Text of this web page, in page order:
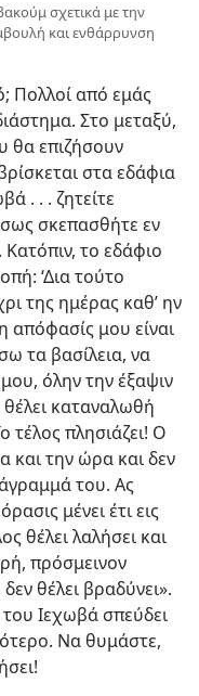
σχετικά με την
και ενθάρρυνση
Πολλοί από εμάς
Στο μεταξύ,
θα επιζήσουν
στα εδάφια
. . . ζητείτε
σκεπασθήτε εν
το εδάφιο
‘Δια τούτο
της ημέρας καθ’ ην
απόφασίς μου είναι
τα βασίλεια, να
όλην την έξαψιν
καταναλωθή
τέλος πλησιάζει! Ο
και την ώρα και δεν
του. Ας
μένει έτι εις
θέλει λαλήσει και
πρόσμεινον
θέλει βραδύνει».
Ιεχωβά σπεύδει
Να θυμάστε,